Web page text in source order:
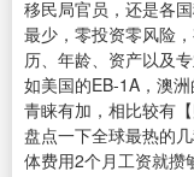
移民局官员，还是各
最少，零投资零风险
历、年龄、资产以及
如美国的EB-1A，澳
青睐有加，相比较有
盘点一下全球最热的
体费用2个月工资就攒